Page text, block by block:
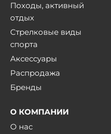
Походы, активный
отдых
Стрелковые виды
спорта
Аксессуары
Распродажа
Бренды
О КОМПАНИИ
О нас